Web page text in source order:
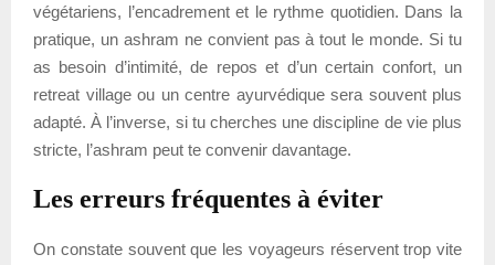
végétariens, l’encadrement et le rythme quotidien. Dans la
pratique, un ashram ne convient pas à tout le monde. Si tu
as besoin d’intimité, de repos et d’un certain confort, un
retreat village ou un centre ayurvédique sera souvent plus
adapté. À l’inverse, si tu cherches une discipline de vie plus
stricte, l’ashram peut te convenir davantage.
Les erreurs fréquentes à éviter
On constate souvent que les voyageurs réservent trop vite